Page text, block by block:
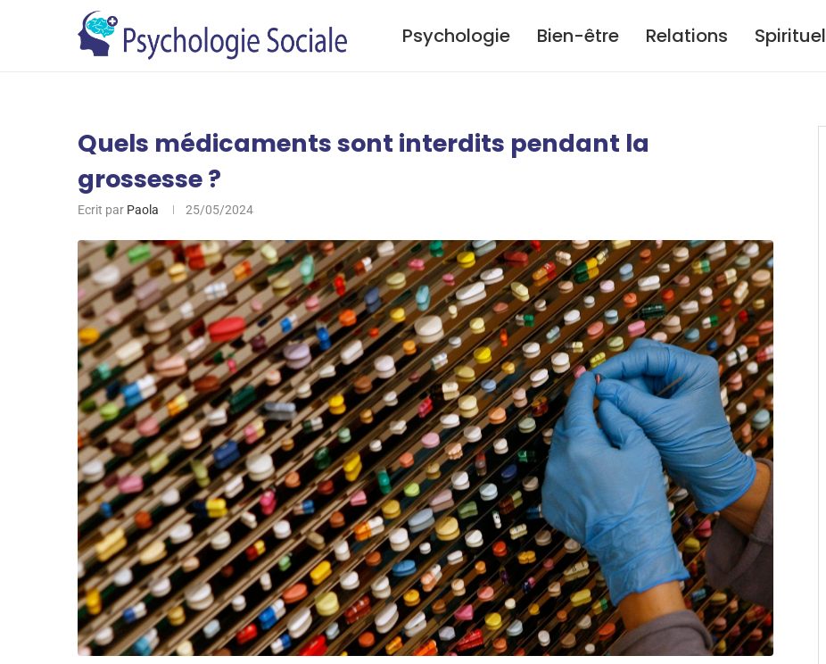
Psychologie Bien-être Relations Spirituel
Quels médicaments sont interdits pendant la
grossesse ?
Ecrit par Paola 25/05/2024